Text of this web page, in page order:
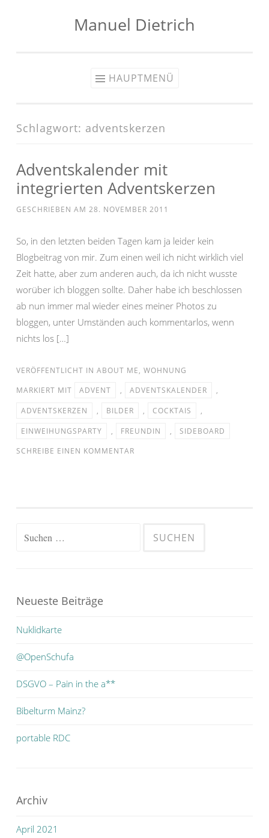
Manuel Dietrich
HAUPTMENÜ
Schlagwort: adventskerzen
Adventskalender mit
integrierten Adventskerzen
GESCHRIEBEN AM 28. NOVEMBER 2011
So, in den letzten beiden Tagen kam ja leider kein
Blogbeitrag von mir. Zum einen weil ich nicht wirklich viel
Zeit hatte, aber zum anderen auch, da ich nicht wusste
worüber ich bloggen sollte. Daher habe ich beschlossen
ab nun immer mal wieder eines meiner Photos zu
bloggen, unter Umständen auch kommentarlos, wenn
nichts los […]
VERÖFFENTLICHT IN ABOUT ME, WOHNUNG
MARKIERT MIT
ADVENT , ADVENTSKALENDER
,
ADVENTSKERZEN
, BILDER , COCKTAIS
,
EINWEIHUNGSPARTY
, FREUNDIN ,
SIDEBOARD
SCHREIBE EINEN KOMMENTAR
Suchen
Neueste Beiträge
Nuklidkarte
@OpenSchufa
DSGVO – Pain in the a**
Bibelturm Mainz?
portable RDC
Archiv
April 2021